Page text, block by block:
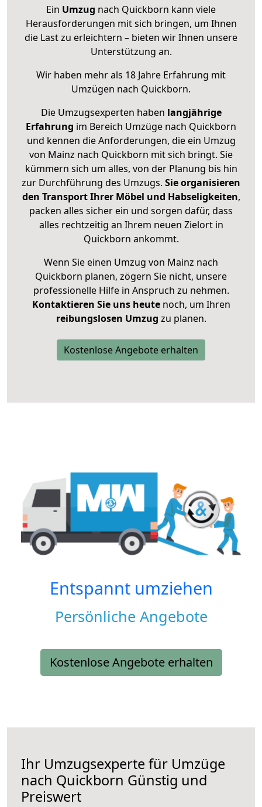
Ein Umzug nach Quickborn kann viele
Herausforderungen mit sich bringen, um Ihnen
die Last zu erleichtern – bieten wir Ihnen unsere
Unterstützung an.
Wir haben mehr als 18 Jahre Erfahrung mit
Umzügen nach Quickborn.
Die Umzugsexperten haben langjährige
Erfahrung im Bereich Umzüge nach Quickborn
und kennen die Anforderungen, die ein Umzug
von Mainz nach Quickborn mit sich bringt. Sie
kümmern sich um alles, von der Planung bis hin
zur Durchführung des Umzugs. Sie organisieren
den Transport Ihrer Möbel und Habseligkeiten,
packen alles sicher ein und sorgen dafür, dass
alles rechtzeitig an Ihrem neuen Zielort in
Quickborn ankommt.
Wenn Sie einen Umzug von Mainz nach
Quickborn planen, zögern Sie nicht, unsere
professionelle Hilfe in Anspruch zu nehmen.
Kontaktieren Sie uns heutenoch, um Ihren
reibungslosen Umzug zu planen.
Kostenlose Angebote erhalten
Entspannt umziehen
Persönliche Angebote
Kostenlose Angebote erhalten
Ihr Umzugsexperte für Umzüge
nach Quickborn Günstig und
Preiswert